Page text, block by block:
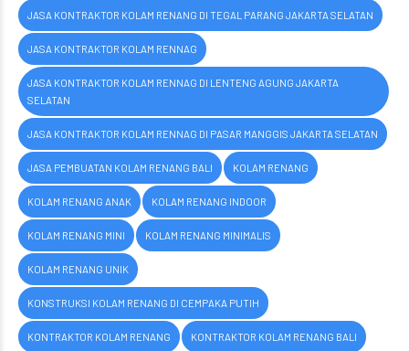
JASA KONTRAKTOR KOLAM RENANG DI TEGAL PARANG JAKARTA SELATAN
JASA KONTRAKTOR KOLAM RENNAG
JASA KONTRAKTOR KOLAM RENNAG DI LENTENG AGUNG JAKARTA
SELATAN
JASA KONTRAKTOR KOLAM RENNAG DI PASAR MANGGIS JAKARTA SELATAN
JASA PEMBUATAN KOLAM RENANG BALI KOLAM RENANG
KOLAM RENANG ANAK KOLAM RENANG INDOOR
KOLAM RENANG MINI KOLAM RENANG MINIMALIS
KOLAM RENANG UNIK
KONSTRUKSI KOLAM RENANG DI CEMPAKA PUTIH
KONTRAKTOR KOLAM RENANG KONTRAKTOR KOLAM RENANG BALI